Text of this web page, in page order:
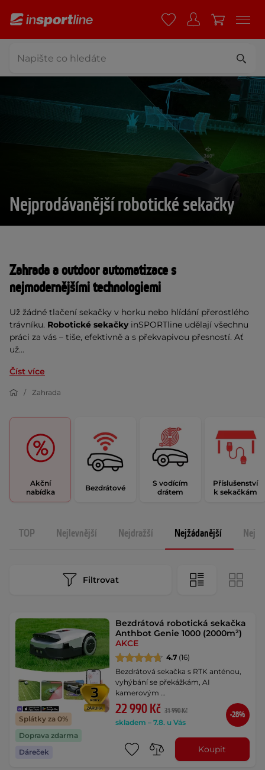
Nejprodávanější robotické sekačky
Zahrada a outdoor automatizace s
nejmodernějšími technologiemi
Už žádné tlačení sekačky v horku nebo hlídání přerostlého
trávníku. Robotické sekačky inSPORTline udělají všechnu
práci za vás – tiše, efektivně a s překvapivou přesností. Ať
už...
Číst více
Zahrada
Akční
nabídka
Bezdrátové
S vodícím
drátem
Příslušenství
k sekačkám
TOP Nejlevnější Nejdražší Nejžádanější
Filtrovat
Splátky za 0%
Doprava zdarma
Dáreček
Bezdrátová robotická sekačka
Anthbot Genie 1000 (2000m²)
AKCE
4.7 (16)
Bezdrátová sekačka s RTK anténou,
vyhýbání se překážkám, AI
kamerovým …
22 990 Kč 31 990 Kč
skladem – 7.8. u Vás
-28%
Koupit